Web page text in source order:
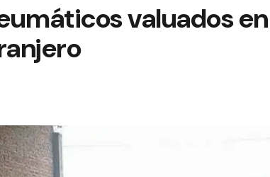
valuados